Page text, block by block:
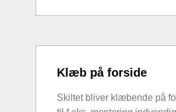
Klæb på forside
Skiltet bliver klæbende på